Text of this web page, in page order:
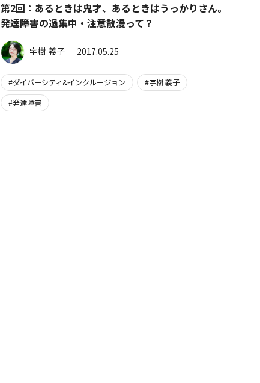
第2回：あるときは鬼才、あるときはうっかりさん。
発達障害の過集中・注意散漫って？
宇樹 義子│ 2017.05.25
ダイバーシティ&インクルージョン
宇樹 義子
発達障害